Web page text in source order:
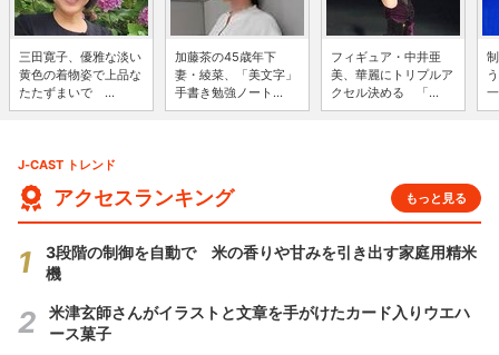
三田寛子、優雅な淡い
黄色の着物姿で上品な
たたずまいで ...
加藤茶の45歳年下
妻・綾菜、「美文字」
手書き勉強ノート...
フィギュア・中井亜
美、華麗にトリプルア
クセル決める 「...
J-CAST トレンド
アクセスランキング もっと見る
3段階の制御を自動で 米の香りや甘みを引き出す家庭用精米
機
米津玄師さんがイラストと文章を手がけたカード入りウエハ
ース菓子